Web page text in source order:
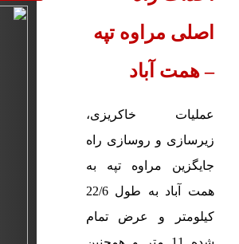
اصلی مراوه تپه
– همت آباد
عملیات خاکریزی،
زیرسازی و روسازی راه
جایگزین مراوه تپه به
همت آباد به طول 22/6
کیلومتر و عرض تمام